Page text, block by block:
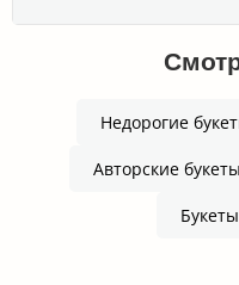
Недорогие
Авторские букеты